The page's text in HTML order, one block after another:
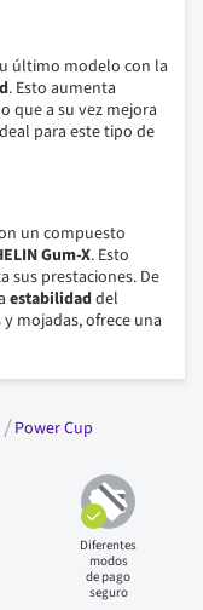
último modelo con la
. Esto aumenta
que a su vez mejora
para este tipo de
un compuesto
Gum-X. Esto
sus prestaciones. De
estabilidad del
mojadas, ofrece una
Power Cup
Diferentes
modos
de pago
seguro